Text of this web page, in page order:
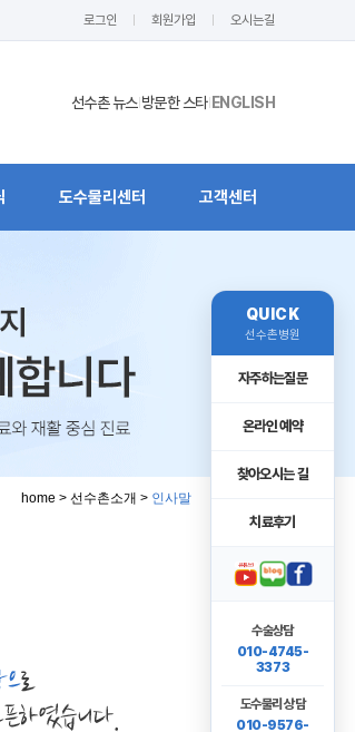
로그인 회원가입 오시는길
선수촌 뉴스| 방문한 스타| ENGLISH
도수물리센터 고객센터
home > 선수촌소개 > 인사말
QUICK
선수촌병원
자주하는질문
온라인 예약
찾아오시는 길
치료후기
수술상담
010-4745-
3373
도수물리 상담
010-9576-